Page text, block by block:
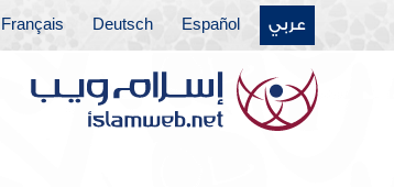
عربي Español
Deutsch
Français